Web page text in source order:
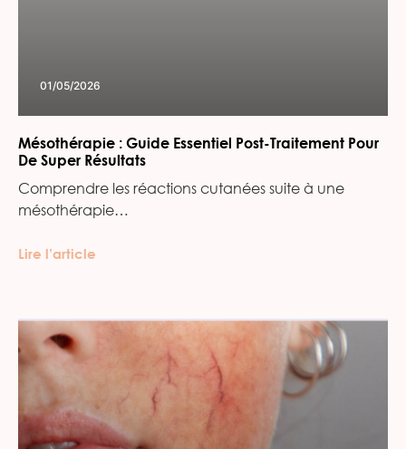
01/05/2026
Mésothérapie : Guide Essentiel Post-Traitement Pour
De Super Résultats
Comprendre les réactions cutanées suite à une
mésothérapie…
Lire l’article